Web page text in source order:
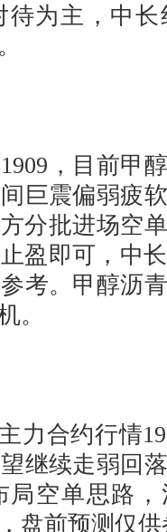
待为主，中
，目前甲
巨震偏弱疲
分批进场空
盈即可，中
考。甲醇沥
。
合约行情
继续走弱回
局空单思路
盘前预测仅